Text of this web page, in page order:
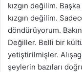
kızgın değilim.
kızgın değilim.
döndürüyorum.
Değiller. Belli bir
yetiştirilmişler.
şeylerin bazıları